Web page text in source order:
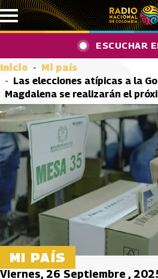
Pasar al contenido principal
ESCUCHAR
Inicio
Mi país
Las elecciones atípicas a la
Magdalena se realizarán el
MI PAÍS
Viernes, 26 Septiembre ,